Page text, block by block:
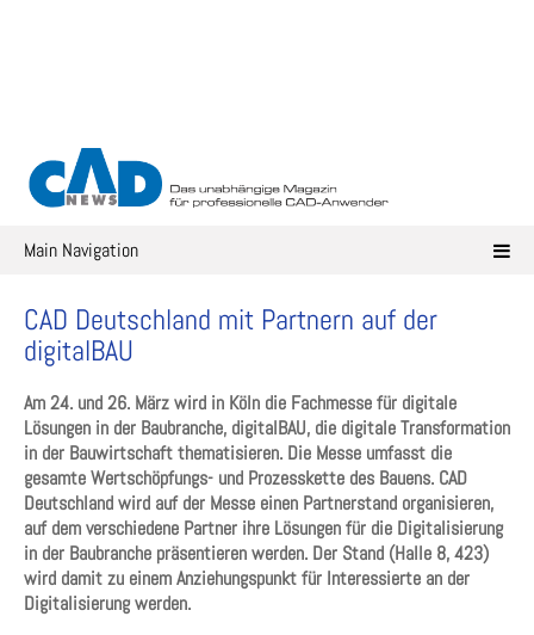
Main Navigation
CAD Deutschland mit Partnern auf der
digitalBAU
Am 24. und 26. März wird in Köln die Fachmesse für digitale
Lösungen in der Baubranche, digitalBAU, die digitale Transformation
in der Bauwirtschaft thematisieren. Die Messe umfasst die
gesamte Wertschöpfungs- und Prozesskette des Bauens. CAD
Deutschland wird auf der Messe einen Partnerstand organisieren,
auf dem verschiedene Partner ihre Lösungen für die Digitalisierung
in der Baubranche präsentieren werden. Der Stand (Halle 8, 423)
wird damit zu einem Anziehungspunkt für Interessierte an der
Digitalisierung werden.